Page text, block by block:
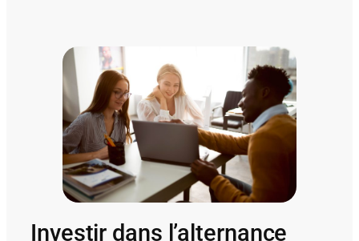
Investir dans l’alternance